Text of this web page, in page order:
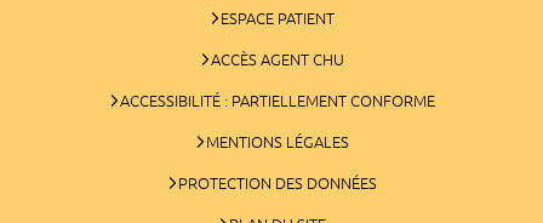
ESPACE PATIENT
ACCÈS AGENT CHU
ACCESSIBILITÉ : PARTIELLEMENT CONFORME
MENTIONS LÉGALES
PROTECTION DES DONNÉES